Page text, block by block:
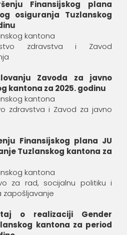
Finansijskog plana
osiguranja Tuzlanskog
kantona
zdravstva i Zavod
Zavoda za javno
kantona za 2025. godinu
kantona
zdravstva i Zavod za javno
Finansijskog plana JU
Tuzlanskog kantona za
kantona
za rad, socijalnu politiku i
zapošljavanje
o realizaciji Gender
kantona za period